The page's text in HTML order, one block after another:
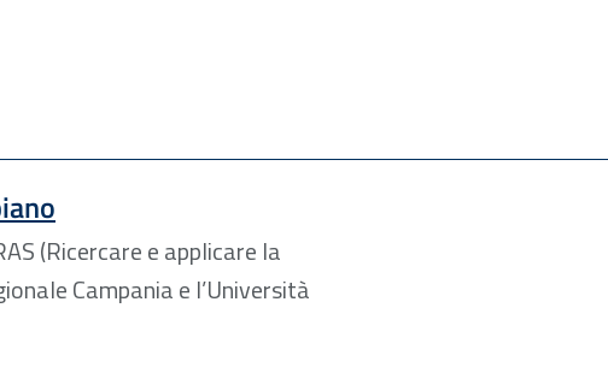
(Ricercare e applicare la
Campania e l’Università